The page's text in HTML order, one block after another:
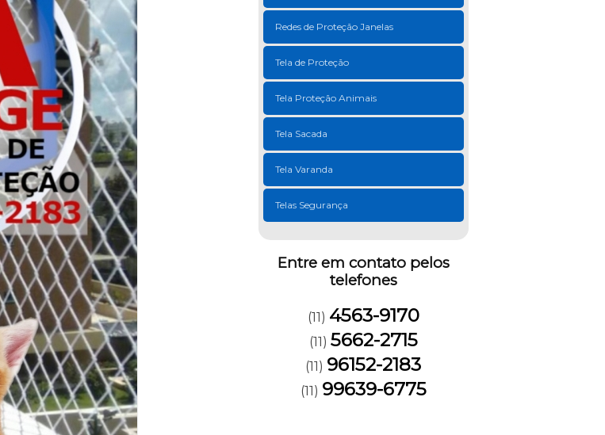
Redes de Proteção Janelas
Tela de Proteção
Tela Proteção Animais
Tela Sacada
Tela Varanda
Telas Segurança
Entre em contato pelos
telefones
(11) 4563-9170
(11) 5662-2715
(11) 96152-2183
(11) 99639-6775